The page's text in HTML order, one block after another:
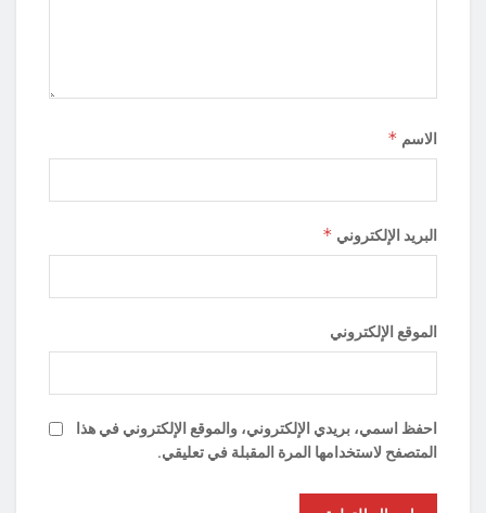
الاسم *
البريد الإلكتروني *
الموقع الإلكتروني
احفظ اسمي، بريدي الإلكتروني، والموقع الإلكتروني في هذا
المتصفح لاستخدامها المرة المقبلة في تعليقي.